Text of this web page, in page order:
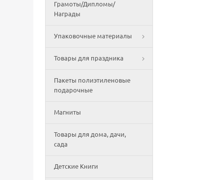
Грамоты/Дипломы/
Награды
Упаковочные материалы
Товары для праздника
Пакеты полиэтиленовые
подарочные
Магниты
Товары для дома, дачи,
сада
Детские Книги